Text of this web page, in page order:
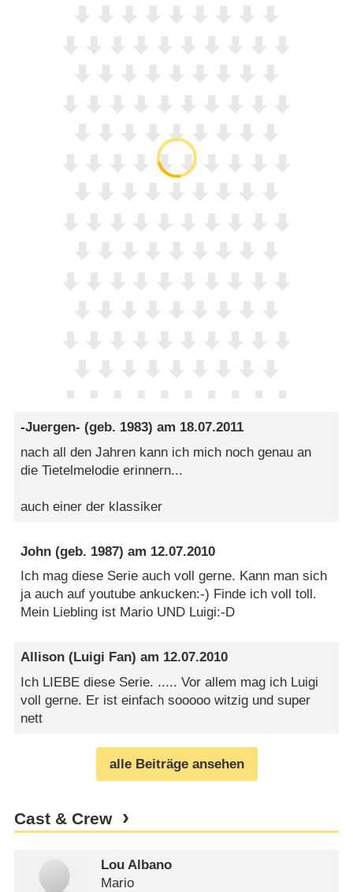
-Juergen- (geb. 1983) am 18.07.2011
nach all den Jahren kann ich mich noch genau an
die Tietelmelodie erinnern...
auch einer der klassiker
John (geb. 1987) am 12.07.2010
Ich mag diese Serie auch voll gerne. Kann man sich
ja auch auf youtube ankucken:-) Finde ich voll toll.
Mein Liebling ist Mario UND Luigi:-D
Allison (Luigi Fan) am 12.07.2010
Ich LIEBE diese Serie. ..... Vor allem mag ich Luigi
voll gerne. Er ist einfach sooooo witzig und super
nett
alle Beiträge ansehen
Cast & Crew
Lou Albano
Mario